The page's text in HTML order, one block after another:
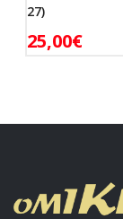
27)
25,00€